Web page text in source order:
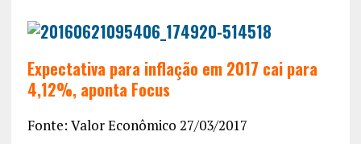
Expectativa para inflação em 2017 cai para
4,12%, aponta Focus
Fonte: Valor Econômico 27/03/2017